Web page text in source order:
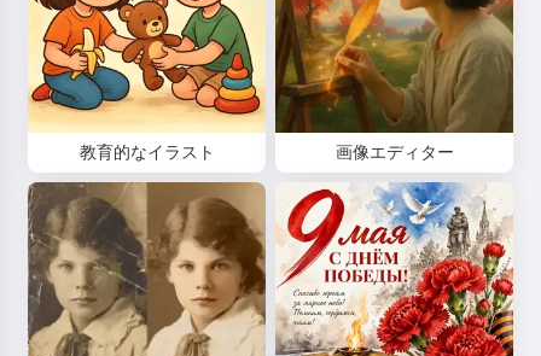
教育的なイラスト 画像エディター